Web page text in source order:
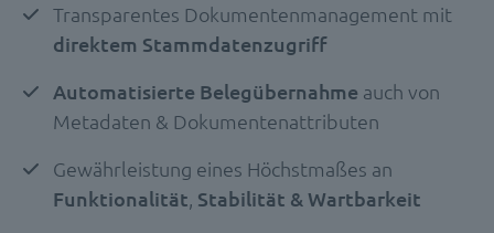
Transparentes Dokumentenmanagement mit
direktem Stammdatenzugriff
Automatisierte Belegübernahme auch von
Metadaten & Dokumentenattributen
Gewährleistung eines Höchstmaßes an
Funktionalität, Stabilität & Wartbarkeit